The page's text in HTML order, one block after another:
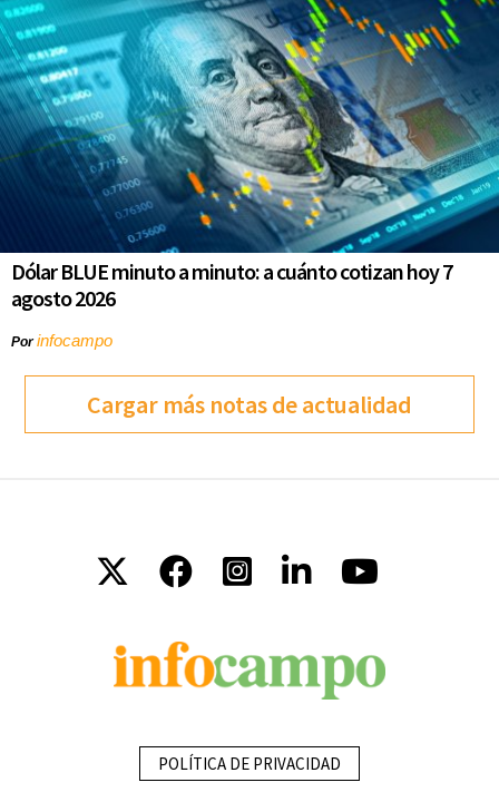
Dólar BLUE minuto a minuto: a cuánto cotizan hoy 7
agosto 2026
Porinfocampo
Cargar más notas de actualidad
POLÍTICA DE PRIVACIDAD